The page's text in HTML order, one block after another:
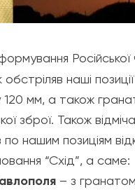
наші
120 мм, а також
зброї. Також
по нашим позиціям
“Схід”, а саме:
– з